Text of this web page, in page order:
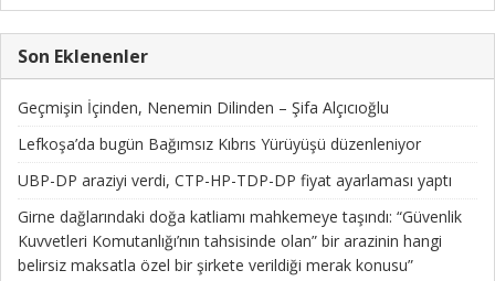
Son Eklenenler
Geçmişin İçinden, Nenemin Dilinden – Şifa Alçıcıoğlu
Lefkoşa’da bugün Bağımsız Kıbrıs Yürüyüşü düzenleniyor
UBP-DP araziyi verdi, CTP-HP-TDP-DP fiyat ayarlaması yaptı
Girne dağlarındaki doğa katliamı mahkemeye taşındı: “Güvenlik
Kuvvetleri Komutanlığı’nın tahsisinde olan” bir arazinin hangi
belirsiz maksatla özel bir şirkete verildiği merak konusu”